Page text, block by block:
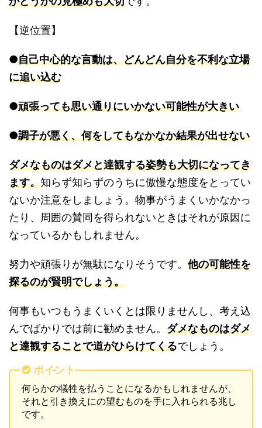
【逆位置】
●自己中心的な言動は、どんどん自分を不利な立場
に追い込む
●頑張っても思い通りにいかない可能性が大きい
●調子が悪く、何をしてもなかなか結果が出せない
ダメなものはダメと達観する姿勢も大切になってき
ます。知らず知らずのうちに傲慢な態度をとってい
ないか注意をしましょう。物事がうまくいかなかっ
たり、周囲の賛同を得られないときはそれが原因に
なっているかもしれません。
努力や頑張りが無駄になりそうです。 他の可能性を
探るのが賢明でしょう。
何事もいつもうまくいくとは限りませんし、考え込
んでばかりでは前に勧めません。 ダメなものはダメ
と達観することで道がひらけてくるでしょう。
ポイント
何らかの犠牲を払うことになるかもしれませんが、
それと引き換えにの望むものを手に入れられる兆し
です。